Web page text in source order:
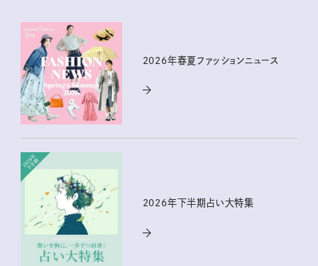
2026年春夏ファッションニュース
2026年下半期占い大特集